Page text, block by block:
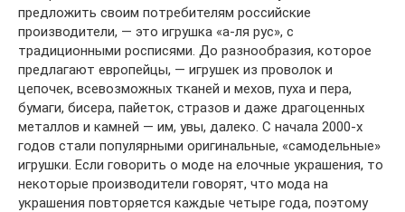
предложить своим потребителям российские
производители, — это игрушка «а-ля рус», с
традиционными росписями. До разнообразия, которое
предлагают европейцы, — игрушек из проволок и
цепочек, всевозможных тканей и мехов, пуха и пера,
бумаги, бисера, пайеток, стразов и даже драгоценных
металлов и камней — им, увы, далеко. С начала 2000-х
годов стали популярными оригинальные, «самодельные»
игрушки. Если говорить о моде на елочные украшения, то
некоторые производители говорят, что мода на
украшения повторяется каждые четыре года, поэтому